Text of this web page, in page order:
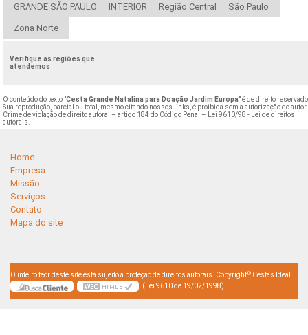
GRANDE SÃO PAULO INTERIOR Região Central São Paulo
Zona Norte
Verifique as regiões que
atendemos
O conteúdo do texto "Cesta Grande Natalina para Doação Jardim Europa" é de direito
Sua reprodução, parcial ou total, mesmo citando nossos links, é proibida sem a autorização do autor.
Crime de violação de direito autoral – artigo 184 do Código Penal –
Lei 9610/98 - Lei de direitos
autorais
Home
Empresa
Missão
Serviços
Contato
Mapa do site
O inteiro teor deste site está sujeito à proteção de direitos autorais. Copyright© Cestas Ideal
(Lei 9610 de 19/02/1998)